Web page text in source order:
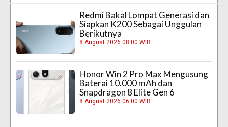
Redmi Bakal Lompat Generasi dan
Siapkan K200 Sebagai Unggulan
Berikutnya
8 August 2026 08:00 WIB
Honor Win 2 Pro Max Mengusung
Baterai 10.000 mAh dan
Snapdragon 8 Elite Gen 6
8 August 2026 06:00 WIB